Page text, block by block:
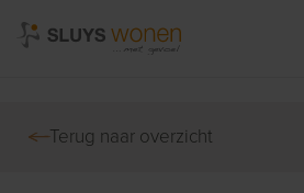
Terug naar overzicht